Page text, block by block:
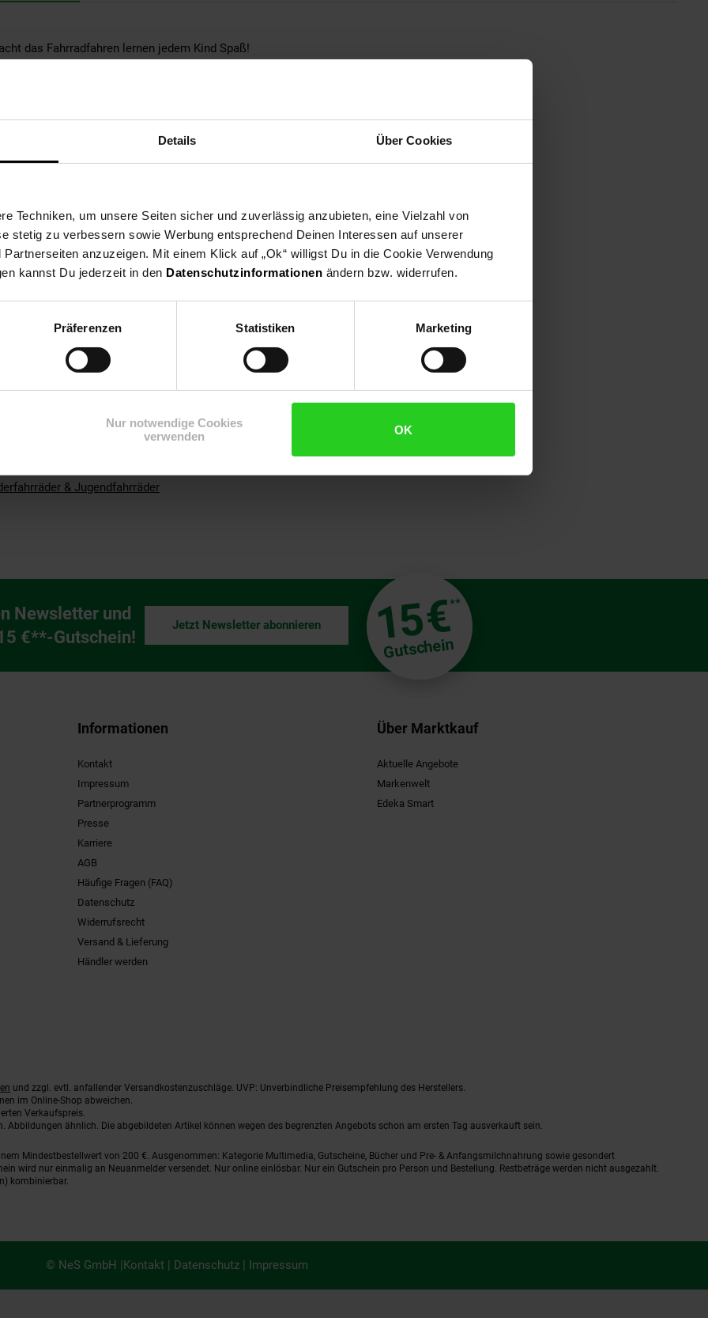
Details Über Cookies
Techniken, um unsere Seiten sicher und zuverlässig anzubieten, eine Vielzahl von
stetig zu verbessern sowie Werbung entsprechend Deinen Interessen auf unserer
anzuzeigen. Mit einem Klick auf „Ok“ willigst Du in die Cookie Verwendung
kannst Du jederzeit in den Datenschutzinformationen ändern bzw. widerrufen.
Präferenzen Statistiken Marketing
Nur notwendige Cookies
verwenden
OK
das Fahrradfahren lernen jedem Kind Spaß!
verfügt dieses coole Fahrrad über eine Handbremse, eine Rücktrittbremse , einen
abnehmbare Stützräder. Das schöne Minnie-Fahrrad hat einen bequemen, weichen Sattel und einen
der StVZO
zu benutzen. Nicht im Straßenverkehr zu verwenden.
25, 1131 DM Volendam, NL
& Jugendfahrräder
Newsletter und
€**-Gutschein!
15€**
Gutschein
Jetzt Newsletter abonnieren
Informationen
Kontakt
Impressum
Partnerprogramm
Presse
Karriere
AGB
Häufige Fragen (FAQ)
Datenschutz
Widerrufsrecht
Versand & Lieferung
Händler werden
Über Marktkauf
Aktuelle Angebote
Markenwelt
Edeka Smart
und zzgl. evtl. anfallender Versandkostenzuschläge. UVP: Unverbindliche Preisempfehlung des Herstellers.
im Online-Shop abweichen.
Verkaufspreis.
ähnlich. Die abgebildeten Artikel können wegen des begrenzten Angebots schon am ersten Tag ausverkauft sein.
Mindestbestellwert von 200 €. Ausgenommen: Kategorie Multimedia, Gutscheine, Bücher und Pre- & Anfangsmilchnahrung sowie gesondert
wird nur einmalig an Neuanmelder versendet. Nur online einlösbar. Nur ein Gutschein pro Person und Bestellung. Restbeträge werden nicht ausgezahlt.
kombinierbar.
© NeS GmbH |Kontakt | Datenschutz | Impressum